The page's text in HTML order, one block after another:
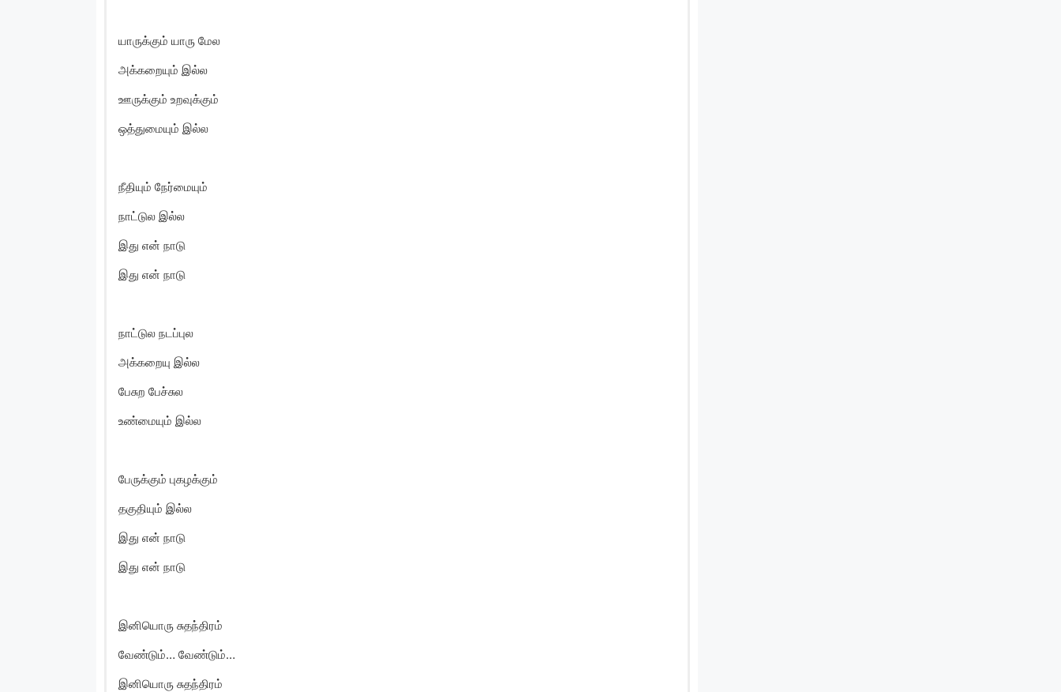
யாருக்கும் யாரு மேல
அக்கறையும் இல்ல
ஊருக்கும் உறவுக்கும்
ஒத்துமையும் இல்ல
நீதியும் நேர்மையும்
நாட்டுல இல்ல
இது என் நாடு
இது என் நாடு
நாட்டுல நடப்புல
அக்கறையு இல்ல
பேசுற பேச்சுல
உண்மையும் இல்ல
பேருக்கும் புகழக்கும்
தகுதியும் இல்ல
இது என் நாடு
இது என் நாடு
இனியொரு சுதந்திரம்
வேண்டும்… வேண்டும்…
இனியொரு சுதந்திரம்